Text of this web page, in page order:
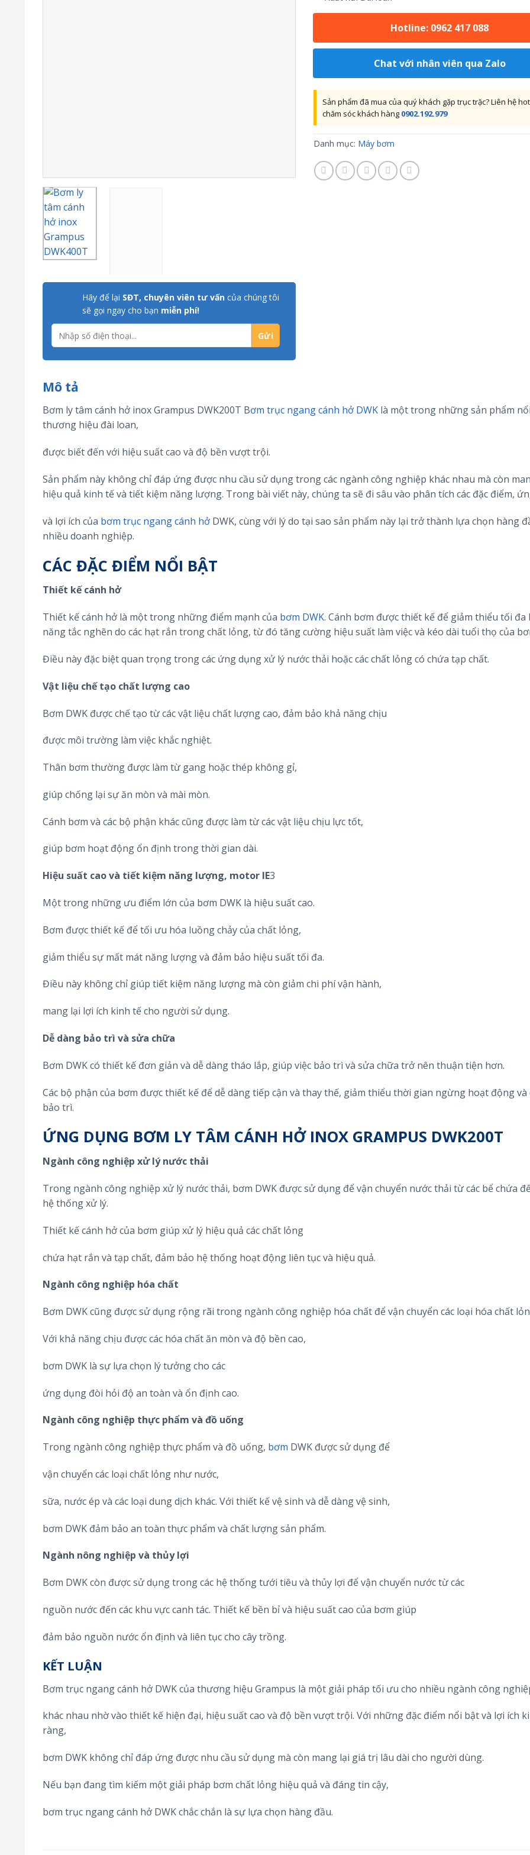
Hãy để lại SĐT, chuyên viên tư vấn của chúng tôi
sẽ gọi ngay cho bạn miễn phí!
Hotline: 0962 417 088
Chat với nhân viên qua Zalo
Sản phẩm đã mua của quý khách gặp trục trặc? Liên hệ
chăm sóc khách hàng 0902.192.979
Danh mục: Máy bơm
Mô tả
Bơm ly tâm cánh hở inox Grampus DWK200T Bơm trục ngang cánh hở DWK là một trong những sản phẩm
thương hiệu đài loan,
được biết đến với hiệu suất cao và độ bền vượt trội.
Sản phẩm này không chỉ đáp ứng được nhu cầu sử dụng trong các ngành công nghiệp khác nhau mà còn
hiệu quả kinh tế và tiết kiệm năng lượng. Trong bài viết này, chúng ta sẽ đi sâu vào phân tích các đặc điểm,
và lợi ích của bơm trục ngang cánh hở DWK, cùng với lý do tại sao sản phẩm này lại trở thành lựa chọn hàng
nhiều doanh nghiệp.
CÁC ĐẶC ĐIỂM NỔI BẬT
Thiết kế cánh hở
Thiết kế cánh hở là một trong những điểm mạnh của bơm DWK. Cánh bơm được thiết kế để giảm thiểu tối đa
năng tắc nghẽn do các hạt rắn trong chất lỏng, từ đó tăng cường hiệu suất làm việc và kéo dài tuổi thọ của
Điều này đặc biệt quan trọng trong các ứng dụng xử lý nước thải hoặc các chất lỏng có chứa tạp chất.
Vật liệu chế tạo chất lượng cao
Bơm DWK được chế tạo từ các vật liệu chất lượng cao, đảm bảo khả năng chịu
được môi trường làm việc khắc nghiệt.
Thân bơm thường được làm từ gang hoặc thép không gỉ,
giúp chống lại sự ăn mòn và mài mòn.
Cánh bơm và các bộ phận khác cũng được làm từ các vật liệu chịu lực tốt,
giúp bơm hoạt động ổn định trong thời gian dài.
Hiệu suất cao và tiết kiệm năng lượng, motor IE3
Một trong những ưu điểm lớn của bơm DWK là hiệu suất cao.
Bơm được thiết kế để tối ưu hóa luồng chảy của chất lỏng,
giảm thiểu sự mất mát năng lượng và đảm bảo hiệu suất tối đa.
Điều này không chỉ giúp tiết kiệm năng lượng mà còn giảm chi phí vận hành,
mang lại lợi ích kinh tế cho người sử dụng.
Dễ dàng bảo trì và sửa chữa
Bơm DWK có thiết kế đơn giản và dễ dàng tháo lắp, giúp việc bảo trì và sửa chữa trở nên thuận tiện hơn.
Các bộ phận của bơm được thiết kế để dễ dàng tiếp cận và thay thế, giảm thiểu thời gian ngừng hoạt động và
bảo trì.
ỨNG DỤNG BƠM LY TÂM CÁNH HỞ INOX GRAMPUS DWK200T
Ngành công nghiệp xử lý nước thải
Trong ngành công nghiệp xử lý nước thải, bơm DWK được sử dụng để vận chuyển nước thải từ các bể chứa
hệ thống xử lý.
Thiết kế cánh hở của bơm giúp xử lý hiệu quả các chất lỏng
chứa hạt rắn và tạp chất, đảm bảo hệ thống hoạt động liên tục và hiệu quả.
Ngành công nghiệp hóa chất
Bơm DWK cũng được sử dụng rộng rãi trong ngành công nghiệp hóa chất để vận chuyển các loại hóa chất
Với khả năng chịu được các hóa chất ăn mòn và độ bền cao,
bơm DWK là sự lựa chọn lý tưởng cho các
ứng dụng đòi hỏi độ an toàn và ổn định cao.
Ngành công nghiệp thực phẩm và đồ uống
Trong ngành công nghiệp thực phẩm và đồ uống, bơm DWK được sử dụng để
vận chuyển các loại chất lỏng như nước,
sữa, nước ép và các loại dung dịch khác. Với thiết kế vệ sinh và dễ dàng vệ sinh,
bơm DWK đảm bảo an toàn thực phẩm và chất lượng sản phẩm.
Ngành nông nghiệp và thủy lợi
Bơm DWK còn được sử dụng trong các hệ thống tưới tiêu và thủy lợi để vận chuyển nước từ các
nguồn nước đến các khu vực canh tác. Thiết kế bền bỉ và hiệu suất cao của bơm giúp
đảm bảo nguồn nước ổn định và liên tục cho cây trồng.
KẾT LUẬN
Bơm trục ngang cánh hở DWK của thương hiệu Grampus là một giải pháp tối ưu cho nhiều ngành công
khác nhau nhờ vào thiết kế hiện đại, hiệu suất cao và độ bền vượt trội. Với những đặc điểm nổi bật và lợi ích
ràng,
bơm DWK không chỉ đáp ứng được nhu cầu sử dụng mà còn mang lại giá trị lâu dài cho người dùng.
Nếu bạn đang tìm kiếm một giải pháp bơm chất lỏng hiệu quả và đáng tin cậy,
bơm trục ngang cánh hở DWK chắc chắn là sự lựa chọn hàng đầu.